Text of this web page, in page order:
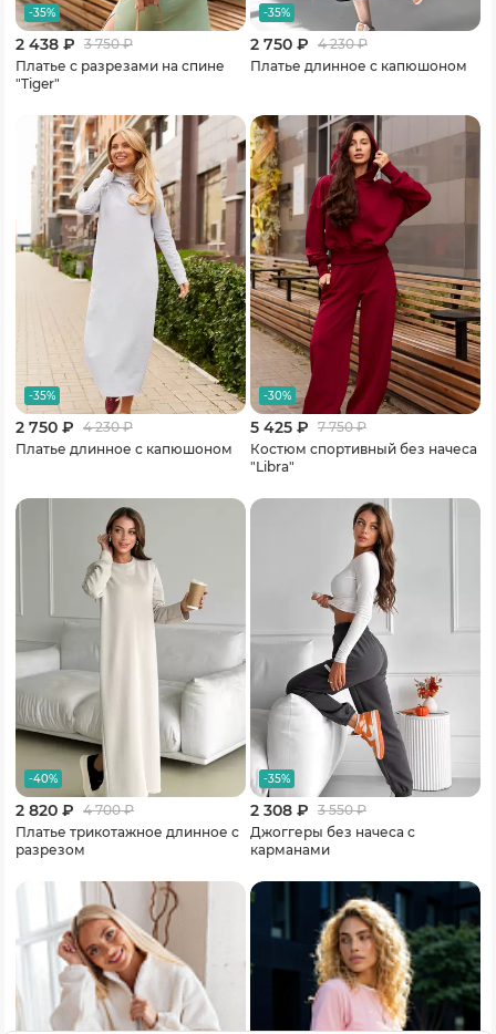
-35%
2 438 ₽ 3 750₽
Платье с разрезами на спине
"Tiger"
-35%
2 750 ₽ 4 230₽
Платье длинное с капюшоном
-35%
2 750 ₽ 4 230₽
Платье длинное с капюшоном
-30%
5 425 ₽ 7 750₽
Костюм спортивный без начеса
"Libra"
-40%
2 820 ₽ 4 700₽
Платье трикотажное длинное с
разрезом
-35%
2 308 ₽ 3 550₽
Джоггеры без начеса с
карманами